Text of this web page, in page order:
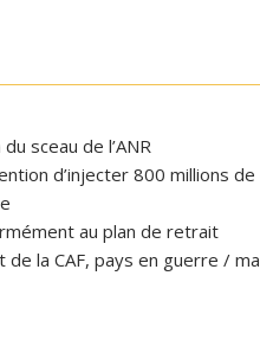
sceau de l’ANR
d’injecter 800 millions
au plan de retrait
la CAF, pays en guerre /